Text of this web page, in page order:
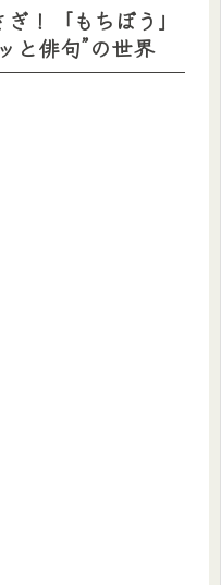
！「もちぼう」
と俳句”の世界